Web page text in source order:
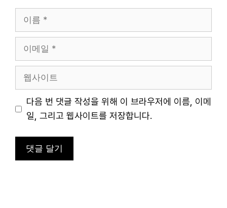
트
다음 번 댓글 작성을 위해 이 브라우저에 이름, 이메
일, 그리고 웹사이트를 저장합니다.